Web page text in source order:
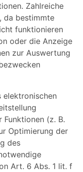
Zahlreiche
da bestimmte
funktionieren
oder die Anzeige
zur Auswertung
elektronischen
Funktionen (z. B.
Optimierung der
des
Art. 6 Abs. 1 lit. f